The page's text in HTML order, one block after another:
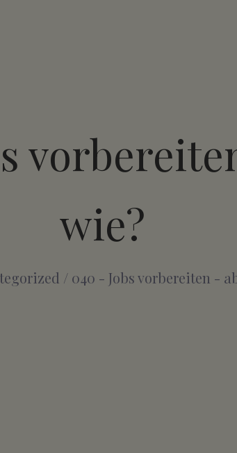
wie?
/ 040 - Jobs vorbereiten -